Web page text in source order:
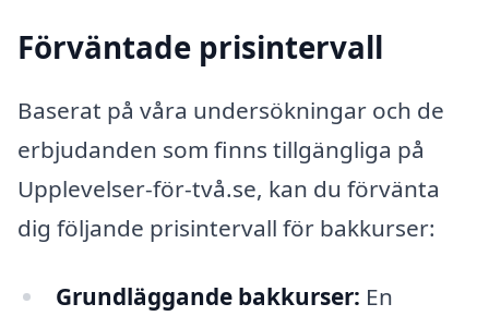
Förväntade prisintervall
Baserat på våra undersökningar och de
erbjudanden som finns tillgängliga på
Upplevelser-för-två.se, kan du förvänta
dig följande prisintervall för bakkurser:
Grundläggande bakkurser: En